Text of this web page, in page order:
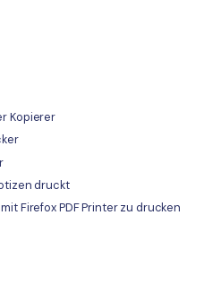
Kopierer
druckt
Firefox PDF Printer zu drucken